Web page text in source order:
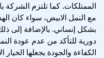
الممتلكات. كما تلتزم الشركة
مع النمل الابيض، سواء كان
بشكل إنساني. بالإضافة إلى
دورية للتأكد من عدم عودة
الكفاءة والجودة يجعلها